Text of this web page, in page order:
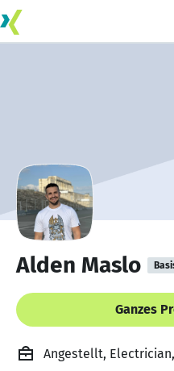
Alden Maslo
Ganzes
Angestellt,